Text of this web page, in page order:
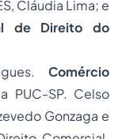
Cláudia Lima; e
de Direito do
Comércio
PUC-SP. Celso
Gonzaga e